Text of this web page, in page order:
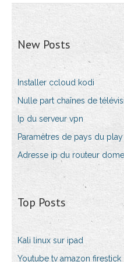
New Posts
Installer ccloud kodi
Nulle part chaînes de
Ip du serveur vpn
Paramètres de pays du
Adresse ip du routeur
Top Posts
Kali linux sur ipad
Youtube tv amazon firestick